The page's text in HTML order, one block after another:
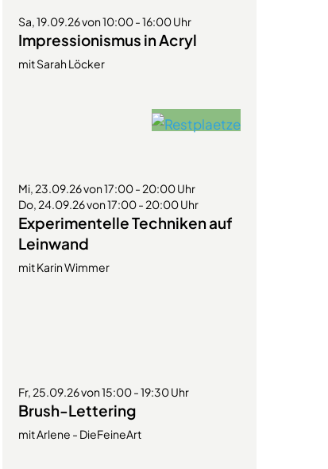
Sa, 19.09.26 von 10:00 - 16:00 Uhr
Impressionismus in Acryl
mit Sarah Löcker
Mi, 23.09.26 von 17:00 - 20:00 Uhr
Do, 24.09.26 von 17:00 - 20:00 Uhr
Experimentelle Techniken auf
Leinwand
mit Karin Wimmer
Fr, 25.09.26 von 15:00 - 19:30 Uhr
Brush-Lettering
mit Arlene - DieFeineArt